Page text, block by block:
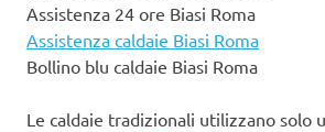
Assistenza 24 ore Biasi Roma
Assistenza caldaie Biasi Roma
Bollino blu caldaie Biasi Roma
Le caldaie tradizionali utilizzano solo